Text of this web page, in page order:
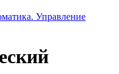
Управление